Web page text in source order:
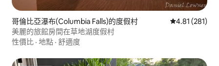
哥倫比亞瀑布(Columbia Falls)的度假村 從 281 則評價
4.81 (281)
美麗的旅館房間在草地湖度假村
性價比 · 地點 · 舒適度